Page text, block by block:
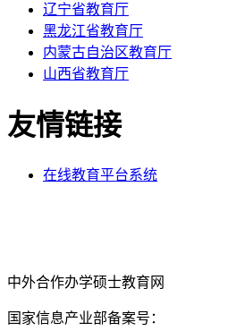
辽宁省教育厅
黑龙江省教育厅
内蒙古自治区教育厅
山西省教育厅
友情链接
在线教育平台系统
中外合作办学硕士教育网
国家信息产业部备案号：